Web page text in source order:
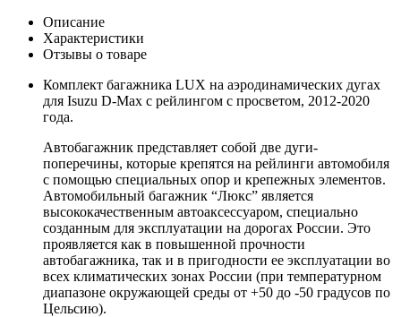
Описание
Характеристики
Отзывы о товаре
Комплект багажника LUX на аэродинамических дугах
для Isuzu D-Max с рейлингом с просветом, 2012-2020
года.
Автобагажник представляет собой две дуги-
поперечины, которые крепятся на рейлинги автомобиля
с помощью специальных опор и крепежных элементов.
Автомобильный багажник “Люкс” является
высококачественным автоаксессуаром, специально
созданным для эксплуатации на дорогах России. Это
проявляется как в повышенной прочности
автобагажника, так и в пригодности ее эксплуатации во
всех климатических зонах России (при температурном
диапазоне окружающей среды от +50 до -50 градусов по
Цельсию).